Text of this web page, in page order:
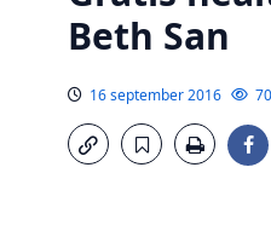
Beth San
16 september 2016